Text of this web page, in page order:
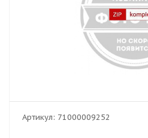
Артикул: 71000009252